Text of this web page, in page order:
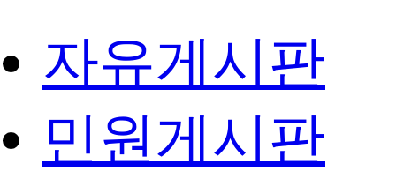
자유게시판
민원게시판